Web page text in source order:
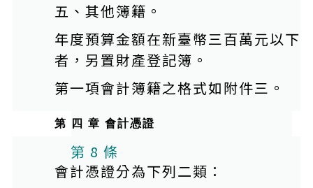
五、其他簿籍。
年度預算金額在新臺幣三百萬元以下
者，另置財產登記簿。
第一項會計簿籍之格式如附件三。
第 四 章 會計憑證
第 8 條
會計憑證分為下列二類：